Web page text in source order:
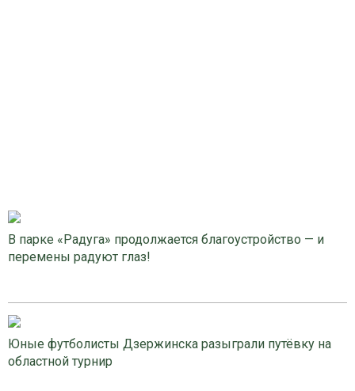
В парке «Радуга» продолжается благоустройство — и
перемены радуют глаз!
Юные футболисты Дзержинска разыграли путёвку на
областной турнир